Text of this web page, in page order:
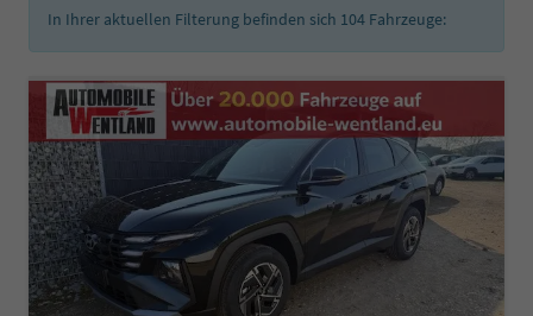
In Ihrer aktuellen Filterung befinden sich 104 Fahrzeuge: